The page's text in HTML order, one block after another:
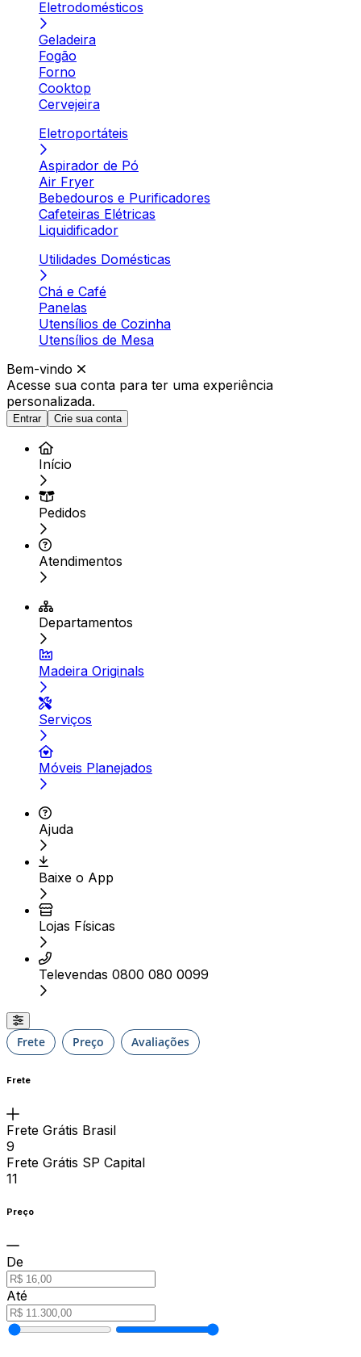
Eletrodomésticos
Geladeira
Fogão
Forno
Cooktop
Cervejeira
Eletroportáteis
Aspirador de Pó
Air Fryer
Bebedouros e Purificadores
Cafeteiras Elétricas
Liquidificador
Utilidades Domésticas
Chá e Café
Panelas
Utensílios de Cozinha
Utensílios de Mesa
Bem-vindo
Acesse sua conta para ter uma experiência
personalizada.
Entrar Crie sua conta
Início
Pedidos
Atendimentos
Departamentos
Madeira Originals
Serviços
Móveis Planejados
Ajuda
Baixe o App
Lojas Físicas
Televendas 0800 080 0099
Frete Preço Avaliações
Frete
Frete Grátis Brasil
9
Frete Grátis SP Capital
11
Preço
De
Até